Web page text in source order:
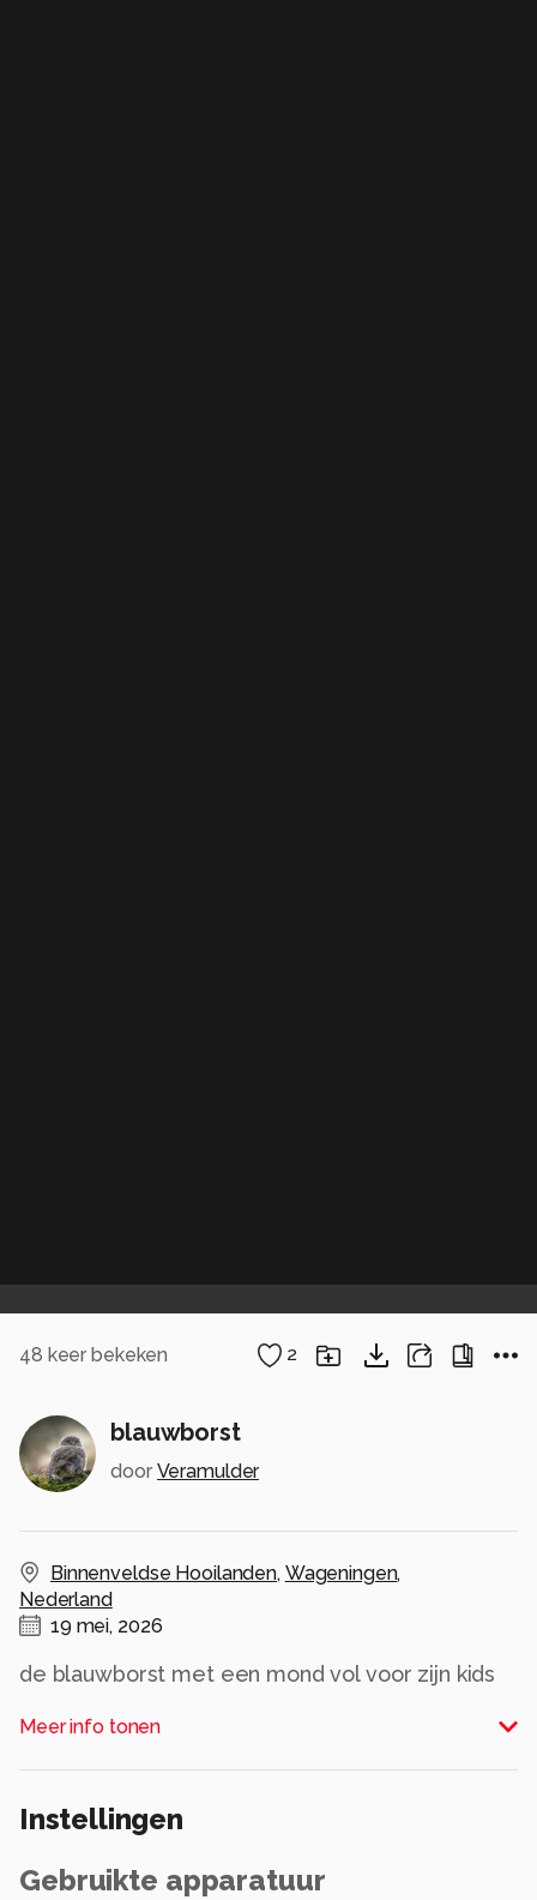
48 keer bekeken 2
blauwborst
door Veramulder
Binnenveldse Hooilanden, Wageningen,
Nederland
19 mei, 2026
de blauwborst met een mond vol voor zijn kids
Alle rechten voorbehouden
Meer info tonen
Instellingen
Gebruikte apparatuur